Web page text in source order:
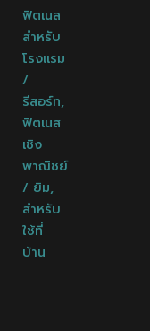
ฟิตเนส
สำหรับ
โรงแรม
/
รีสอร์ท,
ฟิตเนส
เชิง
พาณิชย์
/ ยิม,
สำหรับ
ใช้ที่
บ้าน